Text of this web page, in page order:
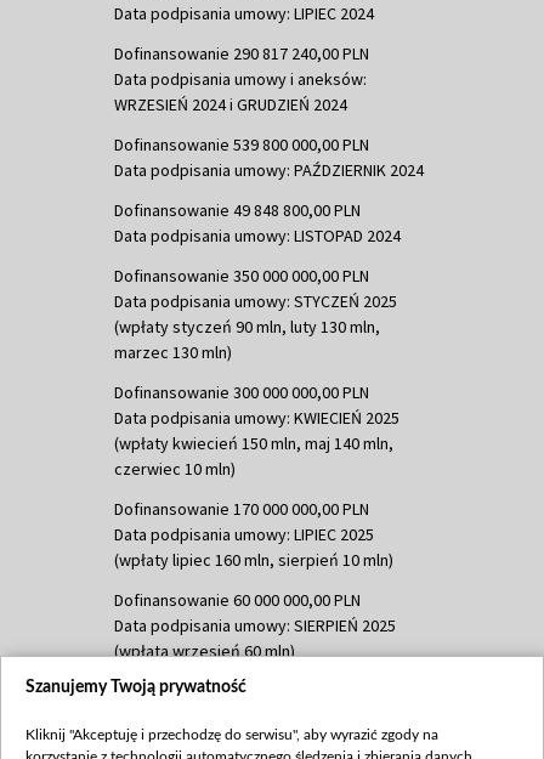
Data podpisania umowy: LIPIEC 2024
Dofinansowanie 290 817 240,00 PLN
Data podpisania umowy i aneksów:
WRZESIEŃ 2024 i GRUDZIEŃ 2024
Dofinansowanie 539 800 000,00 PLN
Data podpisania umowy: PAŹDZIERNIK 2024
Dofinansowanie 49 848 800,00 PLN
Data podpisania umowy: LISTOPAD 2024
Dofinansowanie 350 000 000,00 PLN
Data podpisania umowy: STYCZEŃ 2025
(wpłaty styczeń 90 mln, luty 130 mln,
marzec 130 mln)
Dofinansowanie 300 000 000,00 PLN
Data podpisania umowy: KWIECIEŃ 2025
(wpłaty kwiecień 150 mln, maj 140 mln,
czerwiec 10 mln)
Dofinansowanie 170 000 000,00 PLN
Data podpisania umowy: LIPIEC 2025
(wpłaty lipiec 160 mln, sierpień 10 mln)
Dofinansowanie 60 000 000,00 PLN
Data podpisania umowy: SIERPIEŃ 2025
(wpłata wrzesień 60 mln)
Dofinansowanie 635 783 051,21 PLN
(wpłata wrzesień 100 mln, październik 350
Szanujemy Twoją prywatność
Kliknij "Akceptuję i przechodzę do serwisu", aby wyrazić zgody na